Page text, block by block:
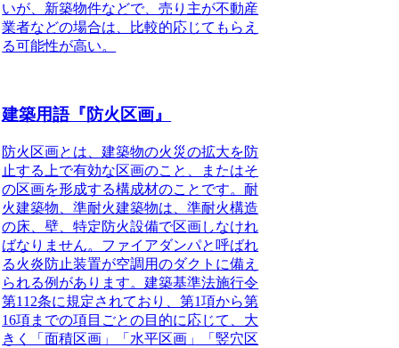
いが、新築物件などで、売り主が不動産
業者などの場合は、比較的応じてもらえ
る可能性が高い。
建築用語『防火区画』
防火区画とは、建築物の火災の拡大を防
止する上で有効な区画のこと、またはそ
の区画を形成する構成材のこと です。耐
火建築物、準耐火建築物は、準耐火構造
の床、壁、特定防火設備で区画しなけれ
ばなりません。ファイアダンパと呼ばれ
る火炎防止装置が空調用のダクトに備え
られる例があります。建築基準法施行令
第112条に規定されており、第1項から第
16項までの項目ごとの目的に応じて、大
きく「面積区画」「水平区画」「竪穴区